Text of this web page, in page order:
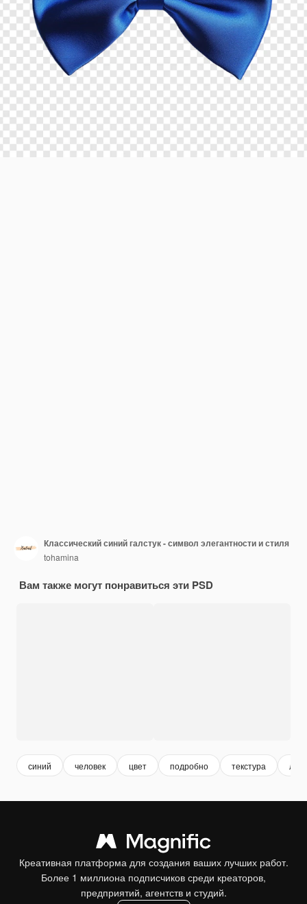
Классический синий галстук - символ элегантности и стиля
tohamina
Вам также могут понравиться эти PSD
синий человек цвет подробно текстура
Креативная платформа для создания ваших лучших работ.
Более 1 миллиона подписчиков среди креаторов,
предприятий, агентств и студий.